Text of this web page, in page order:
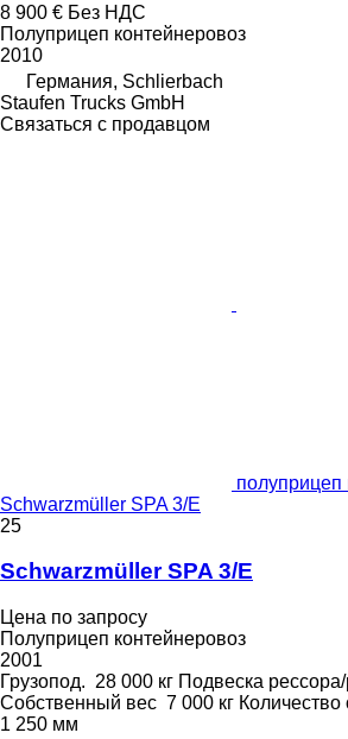
8 900 € Без НДС
Полуприцеп контейнеровоз
2010
Германия, Schlierbach
Staufen Trucks GmbH
Связаться с продавцом
полуприцеп
Schwarzmüller SPA 3/E
25
Schwarzmüller SPA 3/E
Цена по запросу
Полуприцеп контейнеровоз
2001
Грузопод. 28 000 кг Подвеска
Собственный вес 7 000 кг Количество
1 250 мм